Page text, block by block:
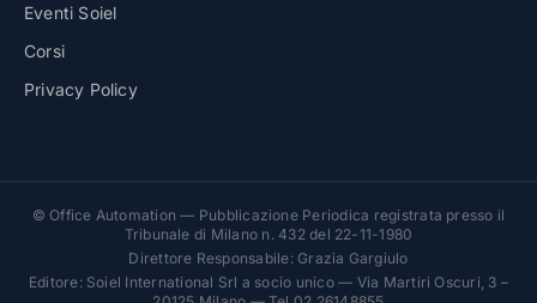
Eventi Soiel
Corsi
Privacy Policy
© Office Automation — Pubblicazione Periodica registrata presso il
Tribunale di Milano n. 432 del 22-11-1980
Direttore Responsabile: Grazia Gargiulo
Editore: Soiel International Srl a socio unico — Via Martiri Oscuri, 3 –